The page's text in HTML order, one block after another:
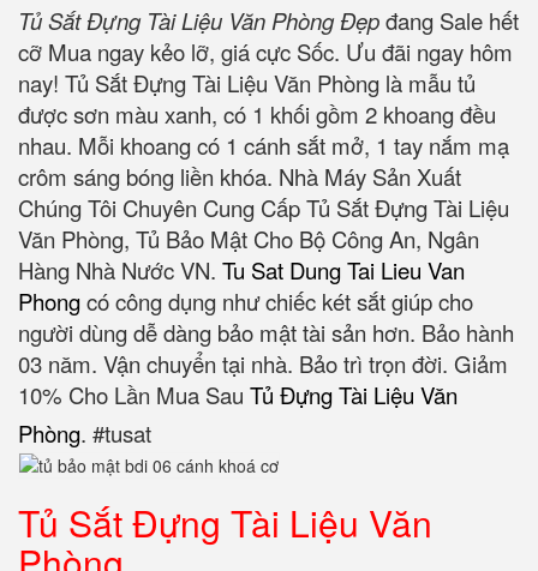
Tủ Sắt Đựng Tài Liệu Văn Phòng Đẹpđang Sale hết
cỡ Mua ngay kẻo lỡ‎, giá cực Sốc. Ưu đãi ngay hôm
nay! Tủ Sắt Đựng Tài Liệu Văn Phòng là mẫu tủ
được sơn màu xanh, có 1 khối gồm 2 khoang đều
nhau. Mỗi khoang có 1 cánh sắt mở, 1 tay nắm mạ
crôm sáng bóng liền khóa. Nhà Máy Sản Xuất
Chúng Tôi Chuyên Cung Cấp Tủ Sắt Đựng Tài Liệu
Văn Phòng, Tủ Bảo Mật Cho Bộ Công An, Ngân
Hàng Nhà Nước VN. Tu Sat Dung Tai Lieu Van
Phongcó công dụng như chiếc két sắt giúp cho
người dùng dễ dàng bảo mật tài sản hơn. Bảo hành
03 năm. Vận chuyển tại nhà. Bảo trì trọn đời. Giảm
10% Cho Lần Mua Sau Tủ Đựng Tài Liệu Văn
Phòng. #tusat
Tủ Sắt Đựng Tài Liệu Văn